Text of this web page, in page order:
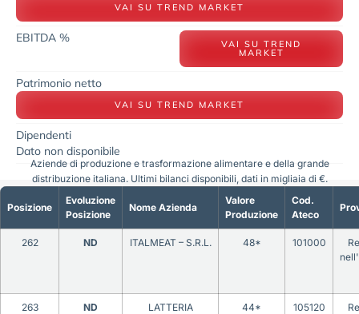
VAI SU TREND MARKET
EBITDA % VAI SU TREND
MARKET
Patrimonio netto
VAI SU TREND MARKET
Dipendenti
Dato non disponibile
Posizione
Evoluzione
Posizione
Nome Azienda
Valore
Produzione
Cod.
Ateco
262 ND ITALMEAT – S.R.L. 48* 101000
263 ND
LATTERIA
44* 105120
Aziende di produzione e trasformazione alimentare e della grande
distribuzione italiana. Ultimi bilanci disponibili, dati in migliaia di €.